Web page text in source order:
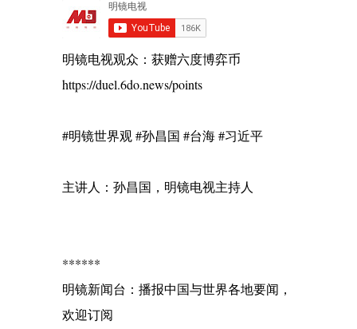
明镜电视观众：获赠六度博弈币
https://duel.6do.news/points
#明镜世界观 #孙昌国 #台海 #习近平
主讲人：孙昌国，明镜电视主持人
******
明镜新闻台：播报中国与世界各地要闻，
欢迎订阅